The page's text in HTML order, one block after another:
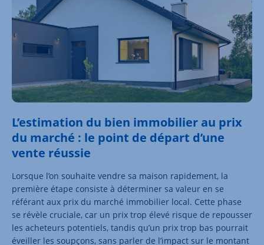
L’estimation du bien immobilier au prix
du marché : le point de départ d’une
vente réussie
Lorsque l’on souhaite vendre sa maison rapidement, la
première étape consiste à déterminer sa valeur en se
référant aux prix du marché immobilier local. Cette phase
se révèle cruciale, car un prix trop élevé risque de repousser
les acheteurs potentiels, tandis qu’un prix trop bas pourrait
éveiller les soupçons, sans parler de l’impact sur le montant